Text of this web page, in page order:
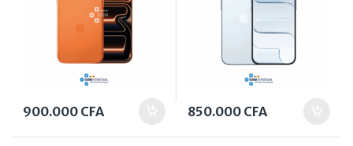
900.000 CFA 850.000 CFA